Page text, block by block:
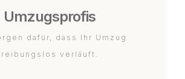
Umzugsprofis
dafür, dass Ihr Umzug
reibungslos verläuft.